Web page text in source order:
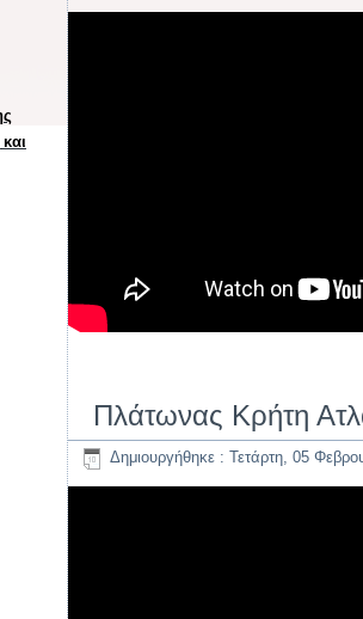
Πλάτωνας Κρήτη
Δημιουργήθηκε : Τετάρτη, 05